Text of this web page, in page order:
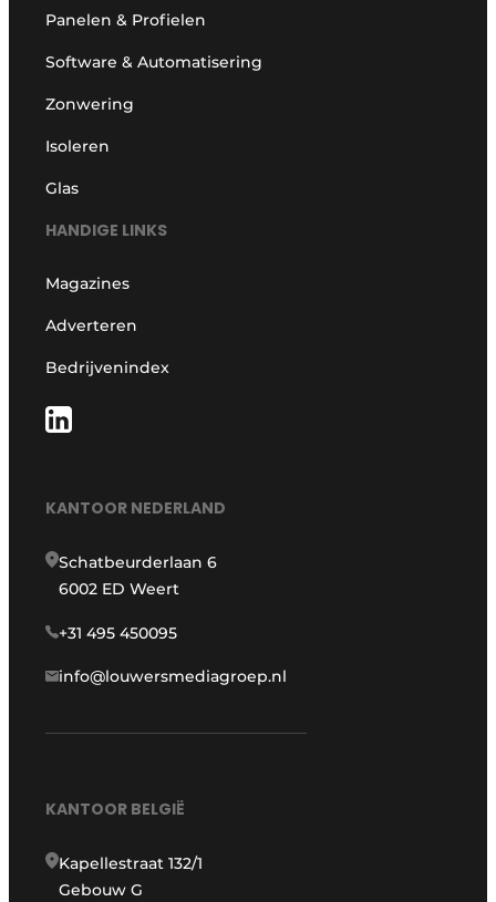
Panelen & Profielen
Software & Automatisering
Zonwering
Isoleren
Glas
HANDIGE LINKS
Magazines
Adverteren
Bedrijvenindex
KANTOOR NEDERLAND
Schatbeurderlaan 6
6002 ED Weert
+31 495 450095
info@louwersmediagroep.nl
KANTOOR BELGIË
Kapellestraat 132/1
Gebouw G